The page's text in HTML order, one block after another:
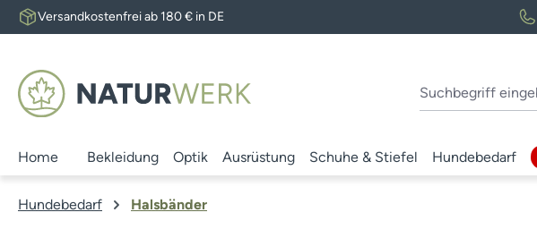
Hauptinhalt springen
Zur Suche springen
Zur Hauptnavigation springen
Versandkostenfrei ab 180 € in DE
Home Bekleidung Optik Ausrüstung Schuhe & Stiefel Hundebedarf
Hundebedarf Halsbänder